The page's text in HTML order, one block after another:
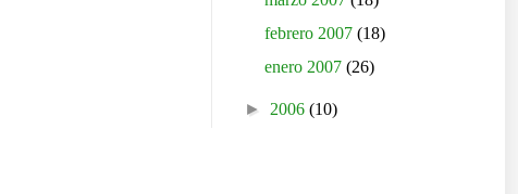
febrero 2007(18)
enero 2007(26)
► 2006 (10)